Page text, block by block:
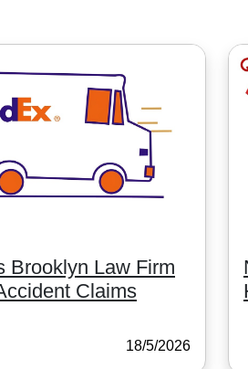
Brooklyn Law Firm
Claims
18/5/2026